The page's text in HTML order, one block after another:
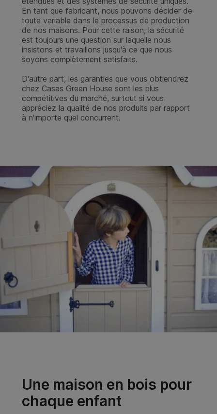
Nosmaisons en bois pour enfantssont parfaites
pour le jardin, offrant un espace extérieur où vos
enfants peuvent jouer, rêver et grandir. Lescabanes
en boissont disponibles dans une variété de tailles et
de styles, s'adaptant à tous les goûts et jardins. Que
vous cherchiez une petitemaisonnette en bois
enfantou une grandemaison bois enfant
extérieur, nous avons ce qu'il vous faut.
Investissez dans unecabane en bois pour enfant
qualité et offrez à vos enfants leur propre petit
trouvez la cabane enfant bois
parfaite pour vos
petits explorateurs.
Nous vous avons présenté tous les types de maisons pour
enfants de Casas Green House, nous vous
recommandons de visiter la catégorie qui correspond le
mieux à vos besoins pour obtenir des informations plus
spécifiques.
Grâce aux maisons en bois pour enfants, les
tout-petits peuvent développer leur confiance et